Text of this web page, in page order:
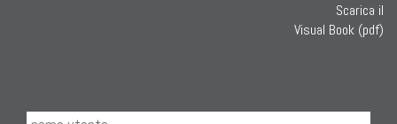
Nuovissimi Kilim India
Scarica il
Visual Book (pdf)